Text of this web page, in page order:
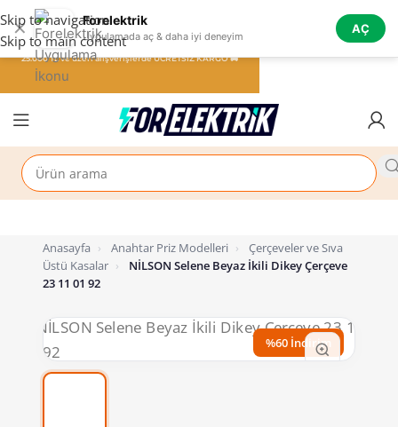
✕ Forelektrik
Uygulamada aç & daha iyi deneyim
AÇ
Skip to navigation
Skip to main content
Anasayfa › Anahtar Priz Modelleri ›
Çerçeveler ve Sıva
Üstü Kasalar ›
NİLSON Selene Beyaz İkili Dikey Çerçeve
23 11 01 92
%60 İndirim
25.000 TL ve üzeri alışverişlerde ÜCRETSİZ KARGO 🚚